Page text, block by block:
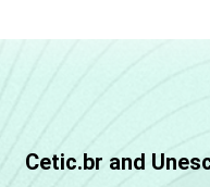
Cetic.br and